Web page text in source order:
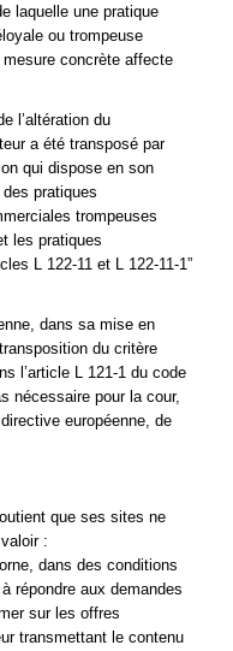
laquelle une pratique
ou trompeuse
concrète affecte
l’altération du
a été transposé par
qui dispose en son
pratiques
trompeuses
les pratiques
L 122-11 et L 122-11-1”
dans sa mise en
du critère
l’article L 121-1 du code
nécessaire pour la cour,
européenne, de
que ses sites ne
:
dans des conditions
répondre aux demandes
sur les offres
transmettant le contenu